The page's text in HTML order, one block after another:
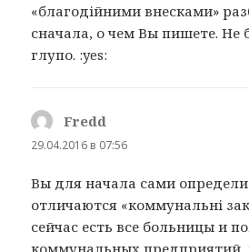
«благодійними внесками»
сначала, о чем Вы пишете. Не
глупо. :yes:
Fredd
29.04.2016 в 07:56
Вы для начала сами
отличаются «коммунальні
сейчас есть все больницы и
коммунальных